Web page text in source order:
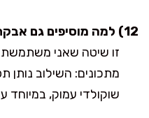
12) למה מוסיפים גם אבקת אפייה וגם סודה לשתייה?
זו שיטה שאני
מתכונים: השילוב נותן
שוקולדי עמוק, במיוחד